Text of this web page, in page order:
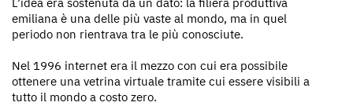
L’idea era sostenuta da un dato: la filiera produttiva
emiliana è una delle più vaste al mondo, ma in quel
periodo non rientrava tra le più conosciute.
Nel 1996 internet era il mezzo con cui era possibile
ottenere una vetrina virtuale tramite cui essere visibili a
tutto il mondo a costo zero.